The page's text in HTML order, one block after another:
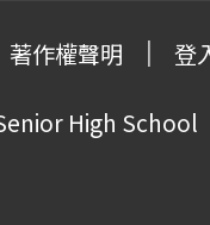
著作權聲明 登
High School